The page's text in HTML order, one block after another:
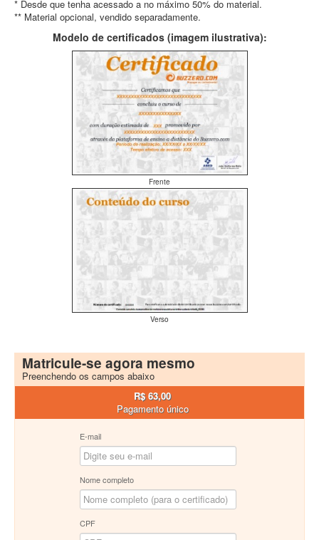
* Desde que tenha acessado a no máximo 50% do material.
** Material opcional, vendido separadamente.
Modelo de certificados (imagem ilustrativa):
Frente
Verso
Matricule-se agora mesmo
Preenchendo os campos abaixo
R$ 63,00
Pagamento único
E-mail
Nome completo
CPF